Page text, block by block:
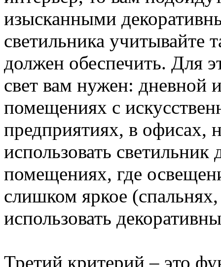
изысканными
светильника учитывайте
должен обеспечить. Для
свет вам нужен: дневной
помещениях с
предприятиях, в офисах,
использовать светильник
помещениях, где
слишком яркое
использовать
Третий критерий – это